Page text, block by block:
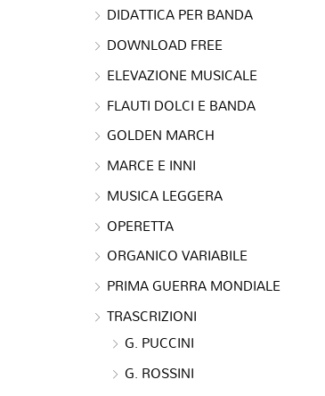
DIDATTICA PER BANDA
DOWNLOAD FREE
ELEVAZIONE MUSICALE
FLAUTI DOLCI E BANDA
GOLDEN MARCH
MARCE E INNI
MUSICA LEGGERA
OPERETTA
ORGANICO VARIABILE
PRIMA GUERRA MONDIALE
TRASCRIZIONI
G. PUCCINI
G. ROSSINI